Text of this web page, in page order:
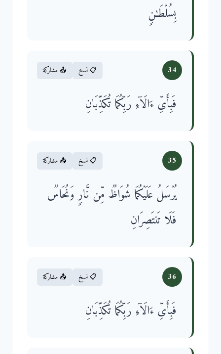
بِسُلۡطَـٰنࣲ
34 📋 نسخ 📤 مشاركة
فَبِأَیِّ ءَالَاۤءِ رَبِّكُمَا تُكَذِّبَانِ
35 📋 نسخ 📤 مشاركة
یُرۡسَلُ عَلَیۡكُمَا شُوَاظࣱ مِّن نَّارࣲ وَنُحَاسࣱ
فَلَا تَنتَصِرَانِ
36 📋 نسخ 📤 مشاركة
فَبِأَیِّ ءَالَاۤءِ رَبِّكُمَا تُكَذِّبَانِ